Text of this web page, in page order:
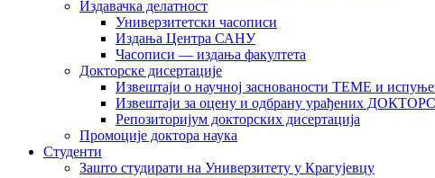
Издавачка делатност
Универзитетски часописи
Издања Центра САНУ
Часописи — издања факултета
Докторске дисертације
Извештаји о научној заснованости ТЕМЕ и
Извештаји за оцену и одбрану урађених
Репозиторијум докторских дисертација
Промоције доктора наука
Студенти
Зашто студирати на Универзитету у Крагујевцу